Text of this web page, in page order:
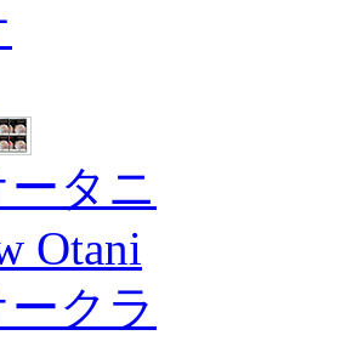
タニ
Otani
クラ